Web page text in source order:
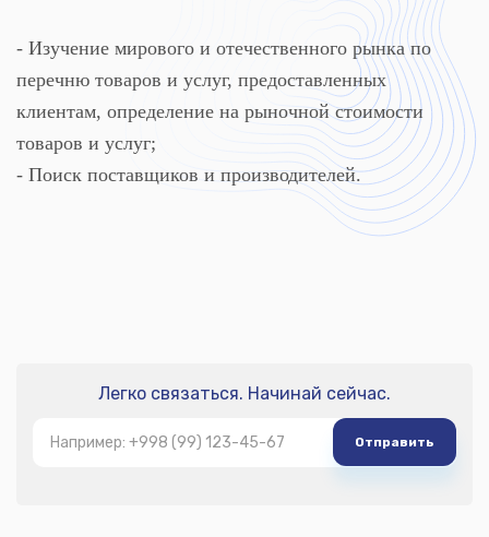
- Изучение мирового и отечественного рынка по
перечню товаров и услуг, предоставленных
клиентам, определение на рыночной стоимости
товаров и услуг;
- Поиск поставщиков и производителей.
Легко связаться. Начинай сейчас.
Отправить